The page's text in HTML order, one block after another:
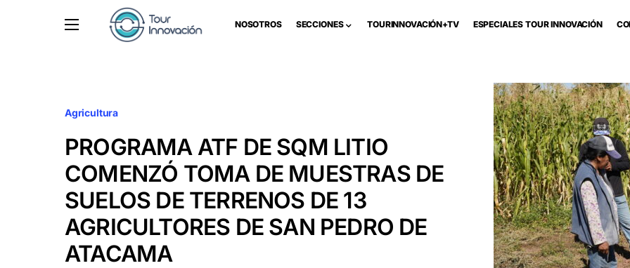
NOSOTROS SECCIONES TOURINNOVACIÓN+TV ESPECIALES TOUR INNOVACIÓN
Agricultura
PROGRAMA ATF DE SQM LITIO
COMENZÓ TOMA DE MUESTRAS DE
SUELOS DE TERRENOS DE 13
AGRICULTORES DE SAN PEDRO DE
ATACAMA